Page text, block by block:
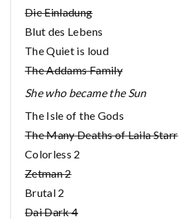
Die Einladung
Blut des Lebens
The Quiet is loud
The Addams Family
She who became the Sun
The Isle of the Gods
The Many Deaths of Laila Starr
Colorless 2
Zetman 2
Brutal 2
Dai Dark 4